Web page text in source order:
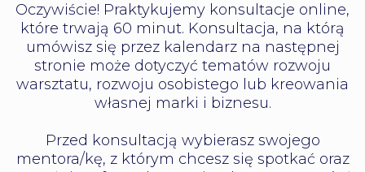
Oczywiście! Praktykujemy konsultacje online,
które trwają 60 minut. Konsultacja, na którą
umówisz się przez kalendarz na następnej
stronie może dotyczyć tematów rozwoju
warsztatu, rozwoju osobistego lub kreowania
własnej marki i biznesu.
Przed konsultacją wybierasz swojego
mentora/kę, z którym chcesz się spotkać oraz